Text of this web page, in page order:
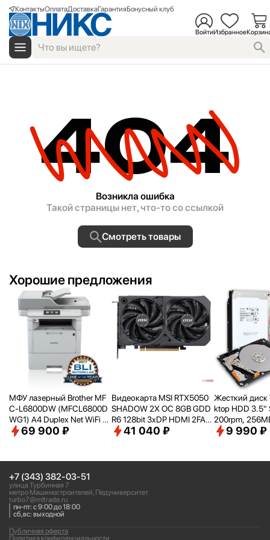
КонтактыОплатаДоставкаГарантияБонусный клуб
ВойтиИзбранное
404
Возникла ошибка
Такой страницы нет, что-то со ссылкой
Смотреть товары
Хорошие предложения
МФУ лазерный Brother MF
C-L6800DW (MFCL6800D
WG1) A4 Duplex Net WiFi се
рый69 900 ₽
Видеокарта MSI RTX5050
SHADOW 2X OC 8GB GDD
R6 128bit 3xDP HDMI 2FAN
RTL [RTX50508GSHADOW
41 040 ₽
Жесткий диск
ktop HDD 3.5"
200rpm,
e, SMR,
9 990 ₽
+7 (343) 382-03-51
улица Турбинная 7
метро Машиностроителей, Педуниверситет
turbo7@mltrade.ru
пн-пт: с 9:00 до 18:00
сб,вс: выходной
Политика конфиденциальности
Публичная оферта